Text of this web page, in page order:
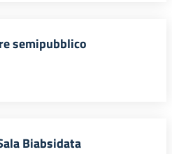
semipubblico
Biabsidata